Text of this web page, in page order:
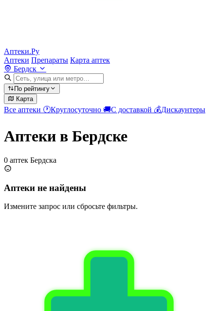
Аптеки.Ру
Аптеки Препараты Карта аптек
Бердск
По рейтингу
Карта
Все аптеки 🕐Круглосуточно 🚚С доставкой 💰Дискаунтеры
Аптеки в Бердске
0 аптек Бердска
Аптеки не найдены
Измените запрос или сбросьте фильтры.